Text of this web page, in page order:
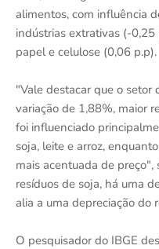
alimentos, com influência
indústrias extrativas (-
papel e celulose (0,06 p.p).
"Vale destacar que o setor
variação de 1,88%, maior
foi influenciado
soja, leite e arroz,
mais acentuada de
resíduos de soja, há uma
alia a uma depreciação do
O pesquisador do IBGE